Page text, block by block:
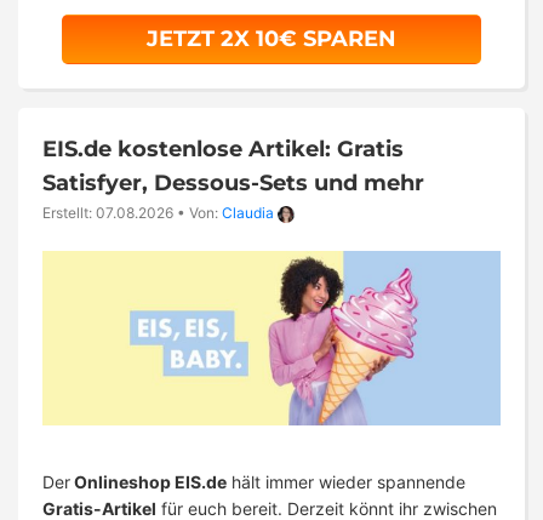
JETZT 2X 10€ SPAREN
EIS.de kostenlose Artikel: Gratis
Satisfyer, Dessous-Sets und mehr
Erstellt: 07.08.2026 • Von: Claudia
DerOnlineshop EIS.de hält immer wieder spannende
Gratis-Artikel für euch bereit. Derzeit könnt ihr zwischen